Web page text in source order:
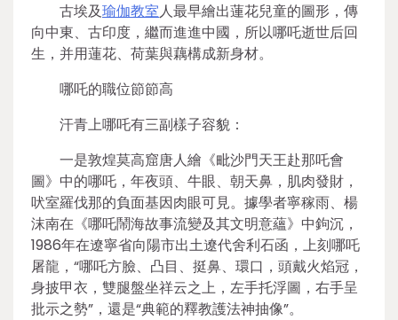
古埃及瑜伽教室人最早繪出蓮花兒童的圖形，傳
向中東、古印度，繼而進進中國，所以哪吒逝世后回
生，并用蓮花、荷葉與藕構成新身材。
哪吒的職位節節高
汗青上哪吒有三副樣子容貌：
一是敦煌莫高窟唐人繪《毗沙門天王赴那吒會
圖》中的哪吒，年夜頭、牛眼、朝天鼻，肌肉發財，
吠室羅伐那的負面基因肉眼可見。據學者寧稼雨、楊
沫南在《哪吒鬧海故事流變及其文明意蘊》中鉤沉，
1986年在遼寧省向陽市出土遼代舍利石函，上刻哪吒
屠龍，“哪吒方臉、凸目、挺鼻、環口，頭戴火焰冠，
身披甲衣，雙腿盤坐祥云之上，左手托浮圖，右手呈
批示之勢”，還是“典範的釋教護法神抽像”。